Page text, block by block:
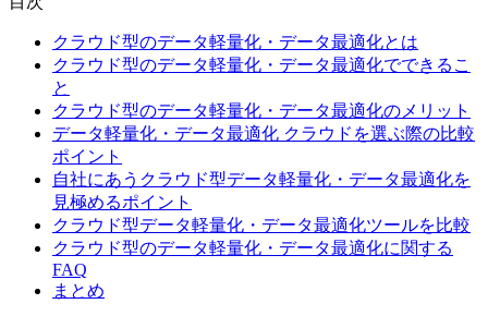
クラウド型のデータ軽量化・データ最適化とは
クラウド型のデータ軽量化・データ最適化でできるこ
と
クラウド型のデータ軽量化・データ最適化のメリット
データ軽量化・データ最適化 クラウドを選ぶ際の比較
ポイント
自社にあうクラウド型データ軽量化・データ最適化を
見極めるポイント
クラウド型データ軽量化・データ最適化ツールを比較
クラウド型のデータ軽量化・データ最適化に関する
FAQ
まとめ